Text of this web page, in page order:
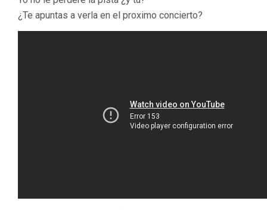
¿Te apuntas a verla en el proximo concierto?